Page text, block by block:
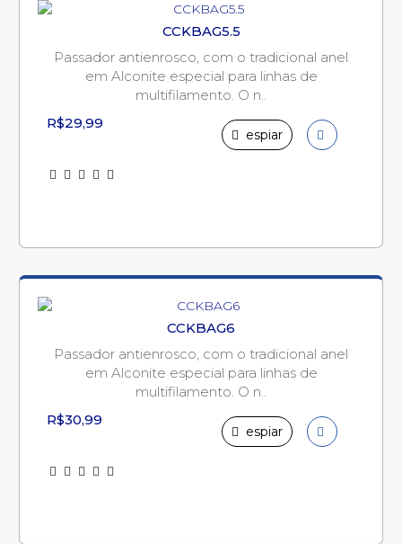
CCKBAG5.5
Passador antienrosco, com o tradicional anel
em Alconite especial para linhas de
multifilamento. O n..
R$29,99
espiar
CCKBAG6
Passador antienrosco, com o tradicional anel
em Alconite especial para linhas de
multifilamento. O n..
R$30,99
espiar